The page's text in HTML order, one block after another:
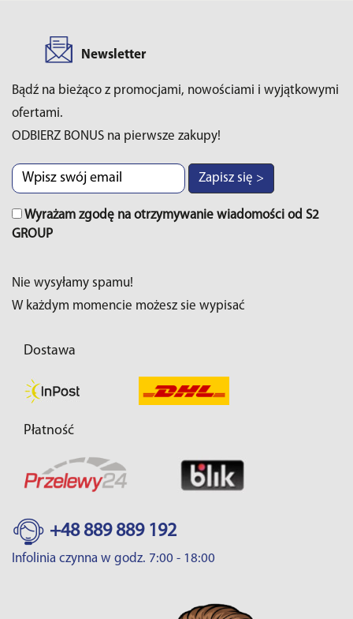
Newsletter
Bądź na bieżąco z promocjami, nowościami i wyjątkowymi
ofertami.
ODBIERZ BONUS na pierwsze zakupy!
Zapisz się >
Wyrażam zgodę na otrzymywanie wiadomości od S2
GROUP
Nie wysyłamy spamu!
W każdym momencie możesz sie wypisać
Dostawa
Płatność
+48 889 889 192
Infolinia czynna w godz. 7:00 - 18:00